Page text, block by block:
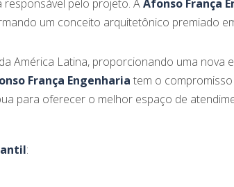
pelo projeto. AAfonso França
um conceito arquitetônico premiado
América Latina, proporcionando uma nova
França Engenharia tem o
para oferecer o melhor espaço de
: